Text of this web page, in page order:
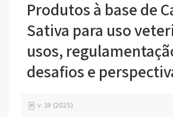
Produtos à base de
Sativa para uso
usos,
desafios e
v. 19 (2025)